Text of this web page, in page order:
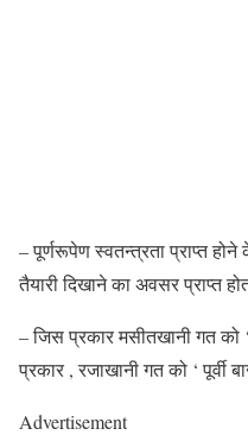
– पूर्णरूपेण स्वतन्त्रता प्राप्त
तैयारी दिखाने का अवसर प्राप्त
– जिस प्रकार मसीतखानी गत को
प्रकार , रजाखानी गत को ‘ पूर्वी
Advertisement